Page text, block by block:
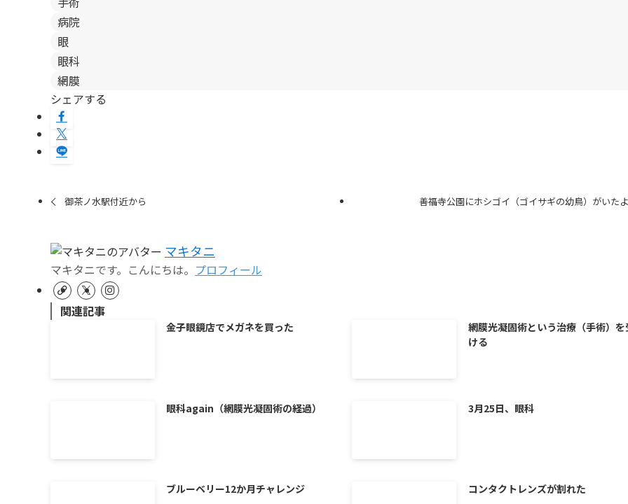
病院
眼
眼科
網膜
シェアする
御茶ノ水駅付近から 善福寺公園にホシゴイ（ゴイサギの幼鳥）がいたよ
マキタニ
マキタニです。こんにちは。 プロフィール
関連記事
金子眼鏡店でメガネを買った
網膜光凝固術という治療（手術）を
ける
眼科again（網膜光凝固術の経過） 3月25日、眼科
ブルーベリー12か月チャレンジ コンタクトレンズが割れた